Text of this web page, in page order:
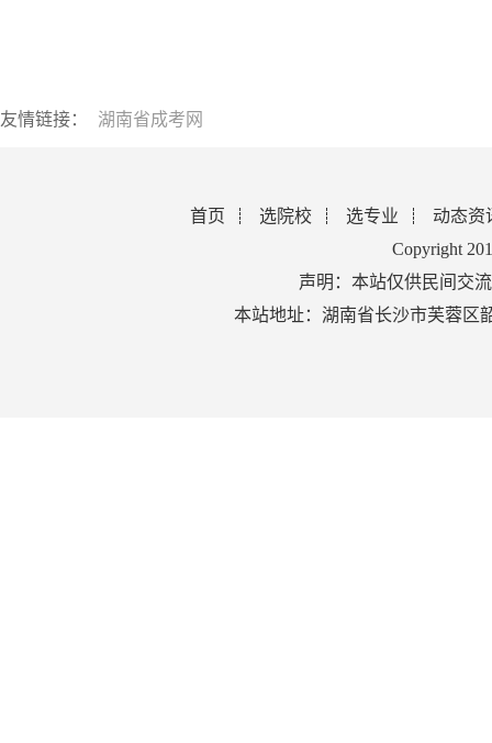
友情链接： 湖南省成考网
首页 选院校 选专业
动态资
Copyright
声明：本站仅供民间交
本站地址：湖南省长沙市芙蓉区